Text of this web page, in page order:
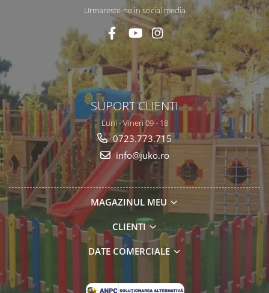
Urmareste-ne in social media
SUPORT CLIENTI
Luni - Vineri 09 - 18
0723.773.715
info@juko.ro
MAGAZINUL MEU
CLIENTI
DATE COMERCIALE